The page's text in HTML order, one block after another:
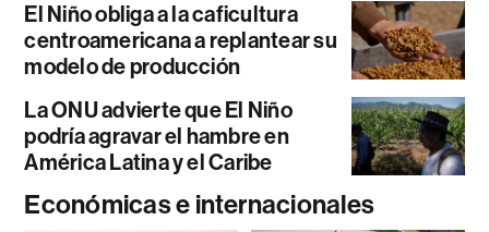
El Niño obliga a la caficultura
centroamericana a replantear su
modelo de producción
La ONU advierte que El Niño
podría agravar el hambre en
América Latina y el Caribe
Económicas e internacionales